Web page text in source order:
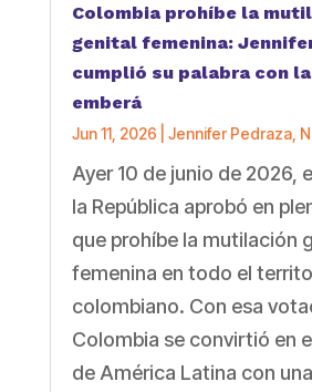
Colombia prohíbe la
genital femenina:
cumplió su palabra con
emberá
Jun 11, 2026 Jennifer Pedraza,
Ayer 10 de junio de 2026,
la República aprobó en
que prohíbe la mutilación
femenina en todo el
colombiano. Con esa
Colombia se convirtió en
de América Latina con